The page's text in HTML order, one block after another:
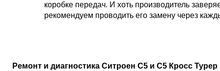
коробке передач. И хоть производитель
рекомендуем проводить его замену через
Ремонт и диагностика Ситроен С5 и С5 Кросс